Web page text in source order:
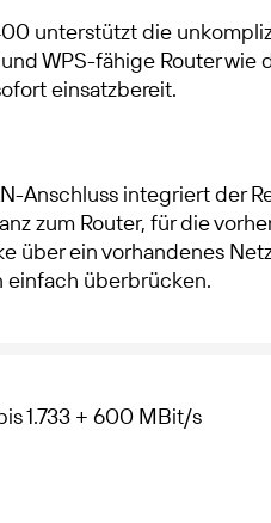
unterstützt die
WPS-fähige Router
einsatzbereit.
Anschluss integriert der
zum Router, für die
über ein vorhandenes
einfach überbrücken.
1.733 + 600 MBit/s